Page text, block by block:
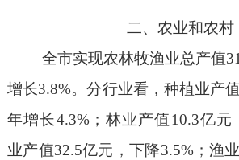
二、农业和农村
全市实现农林牧渔业总产值
增长3.8%。分行业看，种植业产值
年增长4.3%；林业产值10.3亿元
业产值32.5亿元，下降3.5%；渔